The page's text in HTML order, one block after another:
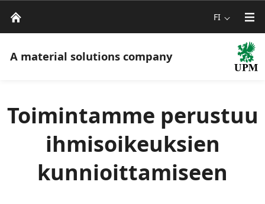
FI
A material solutions company
Toimintamme perustuu
ihmisoikeuksien
kunnioittamiseen